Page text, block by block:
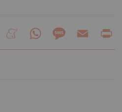
LinkedIn MeneameWhatsAppMessageEmail